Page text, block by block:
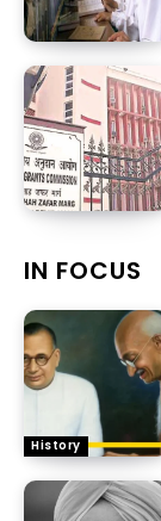
IN FOCUS
History